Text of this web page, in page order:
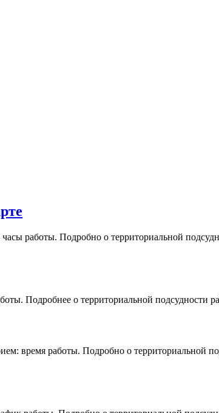
работы. Подробно о территориальной
Подробнее о территориальной подсудности
время работы. Подробно о территориальной